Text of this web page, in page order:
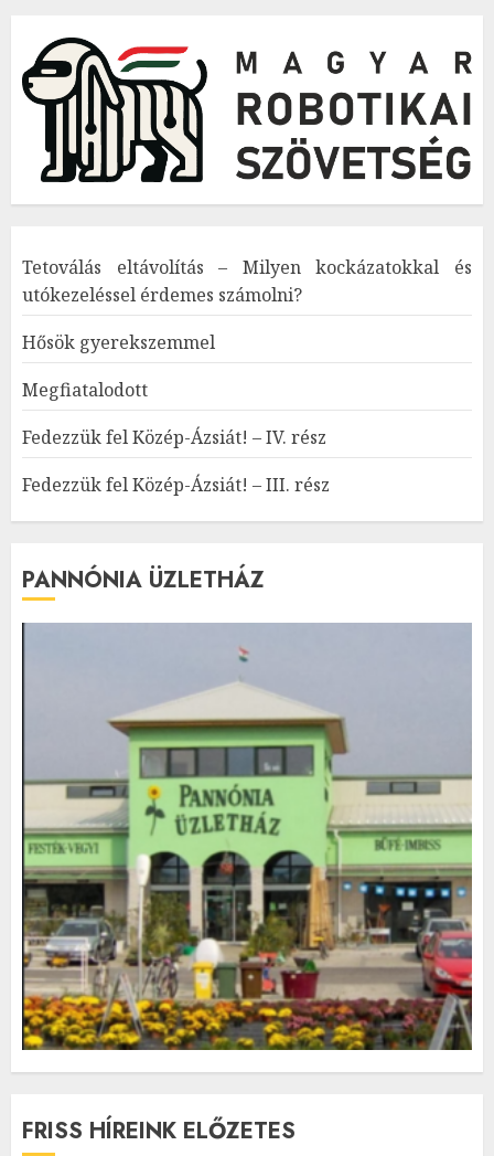
Tetoválás eltávolítás – Milyen kockázatokkal és
utókezeléssel érdemes számolni?
Hősök gyerekszemmel
Megfiatalodott
Fedezzük fel Közép-Ázsiát! – IV. rész
Fedezzük fel Közép-Ázsiát! – III. rész
PANNÓNIA ÜZLETHÁZ
FRISS HÍREINK ELŐZETES